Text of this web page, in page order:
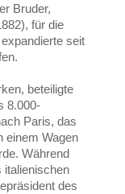
Bruder,
für die
seit
beteiligte
8.000-
Paris, das
einem Wagen
Während
italienischen
des